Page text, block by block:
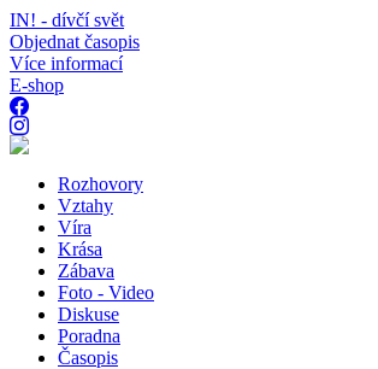
IN! - dívčí svět
Objednat časopis
Více informací
E-shop
Rozhovory
Vztahy
Víra
Krása
Zábava
Foto - Video
Diskuse
Poradna
Časopis